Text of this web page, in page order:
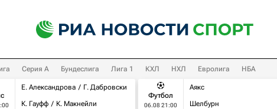
Серия А Бундеслига Лига 1 КХЛ НХЛ Евролига НБА
Е. Александрова
Г. Дабровски
К. Гауфф
К. Макнейли
Футбол
06.08 21:00
Аякс
Шелбурн